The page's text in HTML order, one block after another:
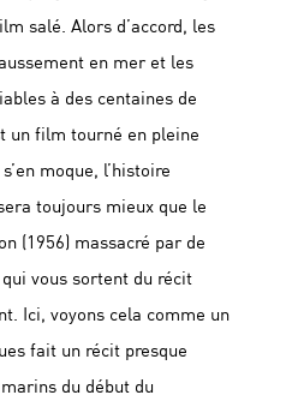
salé. Alors d’accord, les
en mer et les
à des centaines de
un film tourné en pleine
moque, l’histoire
toujours mieux que le
(1956) massacré par de
vous sortent du récit
Ici, voyons cela comme un
fait un récit presque
du début du